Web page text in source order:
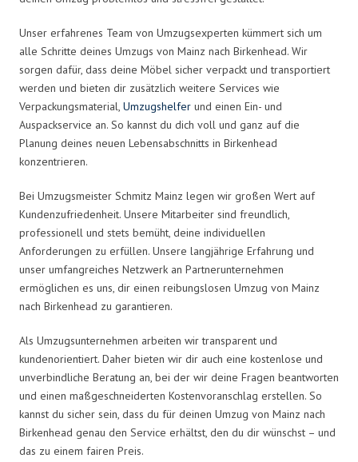
Unser erfahrenes Team von Umzugsexperten kümmert sich um
alle Schritte deines Umzugs von Mainz nach Birkenhead. Wir
sorgen dafür, dass deine Möbel sicher verpackt und transportiert
werden und bieten dir zusätzlich weitere Services wie
Verpackungsmaterial, Umzugshelfer und einen Ein- und
Auspackservice an. So kannst du dich voll und ganz auf die
Planung deines neuen Lebensabschnitts in Birkenhead
konzentrieren.
Bei Umzugsmeister Schmitz Mainz legen wir großen Wert auf
Kundenzufriedenheit. Unsere Mitarbeiter sind freundlich,
professionell und stets bemüht, deine individuellen
Anforderungen zu erfüllen. Unsere langjährige Erfahrung und
unser umfangreiches Netzwerk an Partnerunternehmen
ermöglichen es uns, dir einen reibungslosen Umzug von Mainz
nach Birkenhead zu garantieren.
Als Umzugsunternehmen arbeiten wir transparent und
kundenorientiert. Daher bieten wir dir auch eine kostenlose und
unverbindliche Beratung an, bei der wir deine Fragen beantworten
und einen maßgeschneiderten Kostenvoranschlag erstellen. So
kannst du sicher sein, dass du für deinen Umzug von Mainz nach
Birkenhead genau den Service erhältst, den du dir wünschst – und
das zu einem fairen Preis.